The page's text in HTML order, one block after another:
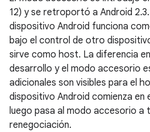
12) y se retroportó a Android
dispositivo Android funciona
bajo el control de otro
sirve como host. La diferencia
desarrollo y el modo accesorio
adicionales son visibles para el
dispositivo Android comienza en
luego pasa al modo accesorio a
renegociación.